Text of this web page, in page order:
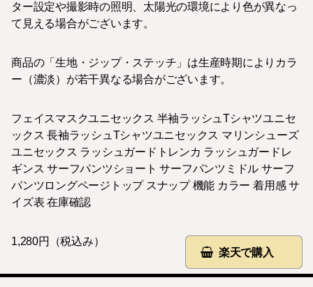
ター設定や撮影時の照明、太陽光の環境により色が異なっ
て見える場合がございます。
商品の「生地・ジップ・ステッチ」は生産時期によりカラ
ー（濃淡）が若干異なる場合がございます。
フェイスマスクユニセックス 半袖ラッシュTシャツユニセ
ックス 長袖ラッシュTシャツユニセックス マリンシューズ
ユニセックス ラッシュガードトレンカ ラッシュガードレ
ギンス サーフパンツショート サーフパンツミドル サーフ
パンツロングページトップ スナップ 機能 カラー 着用感 サ
イズ表 在庫確認
楽天で購入
1,280円（税込み）